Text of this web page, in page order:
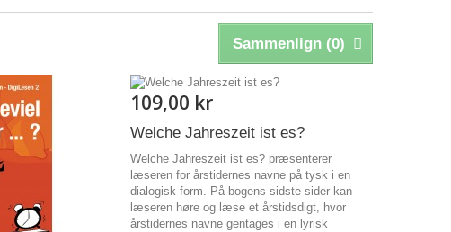
Sammenlign (0)
109,00 kr
Welche Jahreszeit ist es?
Welche Jahreszeit ist es? præsenterer
læseren for årstidernes navne på tysk i en
dialogisk form. På bogens sidste sider kan
læseren høre og læse et årstidsdigt, hvor
årstidernes navne gentages i en lyrisk